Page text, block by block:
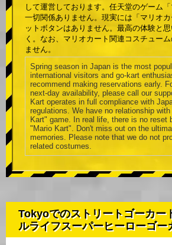
して運営しております。任天堂のゲーム
一切関係ありません。現実には「マリオ
ットボタンはありません。最高の体験と
く。なお、マリオカート関連コスチュー
ません。
Spring season in Japan is the most
international visitors and go-kart
recommend making reservations early.
next-day availability, please call our
Kart operates in full compliance with
regulations. We have no relationship
Kart" game. In real life, there is no reset
"Mario Kart". Don't miss out on the
memories. Please note that we do not
related costumes.
Tokyoでのストリートゴーカー
ルライフスーパーヒーローゴー